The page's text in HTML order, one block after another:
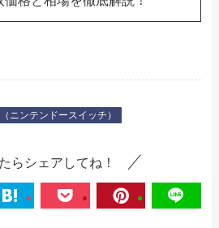
ニンテンドースイッチ）
らシェアしてね！